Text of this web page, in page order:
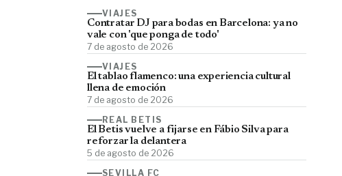
VIAJES
Contratar DJ para bodas en Barcelona: ya no
vale con 'que ponga de todo'
7 de agosto de 2026
VIAJES
El tablao flamenco: una experiencia cultural
llena de emoción
7 de agosto de 2026
REAL BETIS
El Betis vuelve a fijarse en Fábio Silva para
reforzar la delantera
5 de agosto de 2026
SEVILLA FC